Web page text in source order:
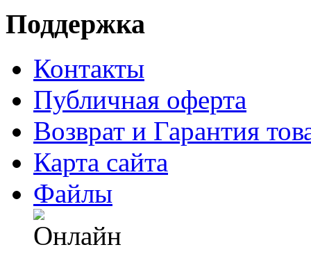
Поддержка
Контакты
Публичная оферта
Возврат и Гарантия
Карта сайта
Файлы